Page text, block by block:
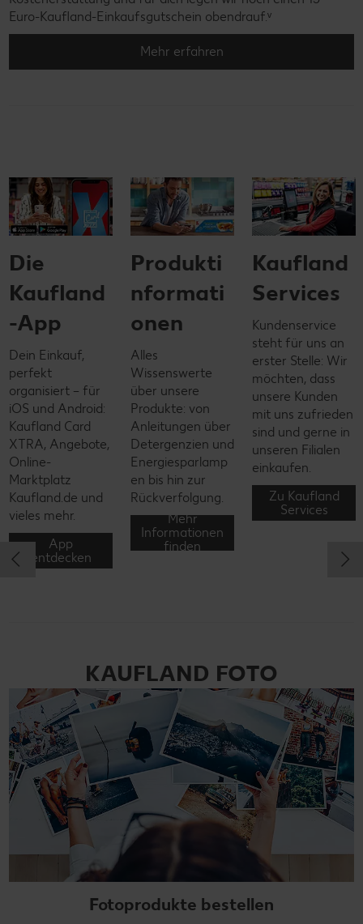
Euro-Kaufland-Einkaufsgutschein obendrauf.ᵛ
Mehr erfahren
Produkti
nformati
onen
Alles
Wissenswerte
über unsere
Produkte: von
Anleitungen über
Detergenzien und
Energiesparlamp
en bis hin zur
Rückverfolgung.
Mehr
Informationen
finden
Kaufland
Services
Kundenservice
erster Stelle: Wir
möchten, dass
unsere Kunden
mit uns zufrieden
sind und gerne in
unseren Filialen
einkaufen.
Zu Kaufland
Services
Unsere
en
Wir helfen gerne
weiter! Zu
erreichen sind
unter unserer
kostenfreien
Rufnummer, per
E-Mail oder
Kontaktformular.
aufnehmen
KAUFLAND FOTO
Fotoprodukte bestellen